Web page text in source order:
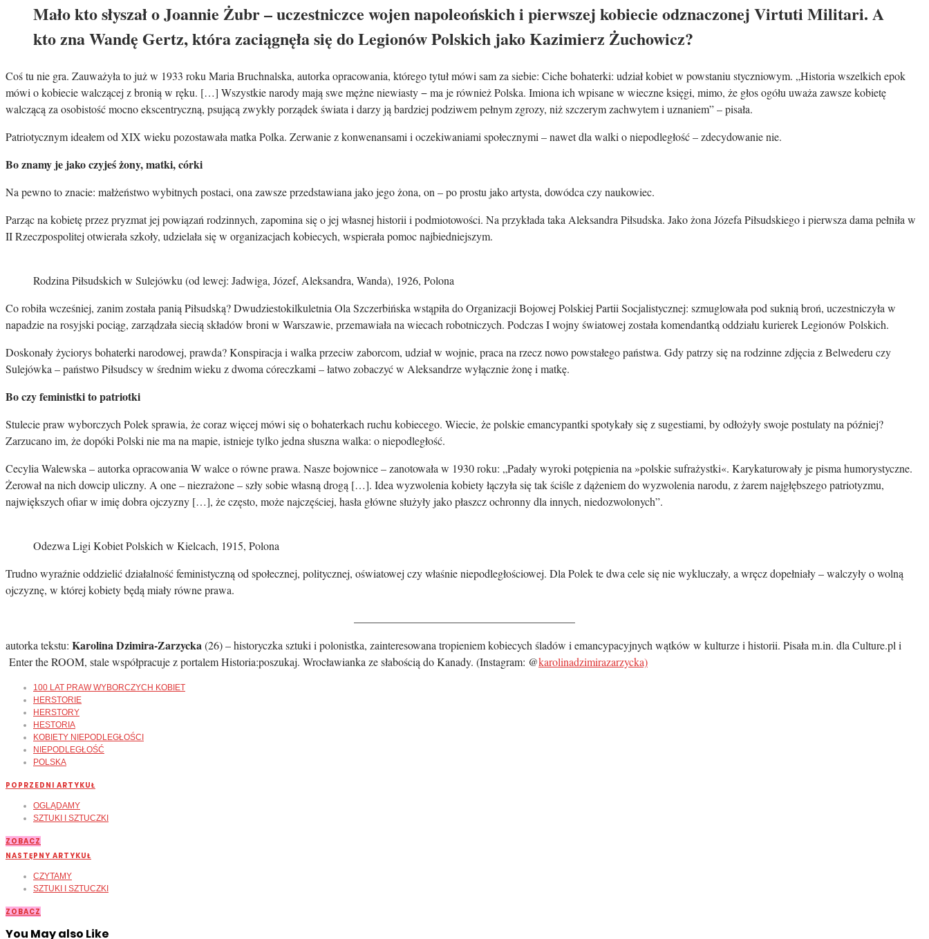
Mało kto słyszał o Joannie Żubr – uczestniczce wojen napoleońskich i pierwszej kobiecie odznaczonej Virtuti Militari. A
kto zna Wandę Gertz, która zaciągnęła się do Legionów Polskich jako Kazimierz Żuchowicz?
Coś tu nie gra. Zauważyła to już w 1933 roku Maria Bruchnalska, autorka opracowania, którego tytuł mówi sam za siebie: Ciche bohaterki: udział kobiet w powstaniu styczniowym. „Historia wszelkich epok
mówi o kobiecie walczącej z bronią w ręku. […] Wszystkie narody mają swe mężne niewiasty − ma je również Polska. Imiona ich wpisane w wieczne księgi, mimo, że głos ogółu uważa zawsze kobietę
walczącą za osobistość mocno ekscentryczną, psującą zwykły porządek świata i darzy ją bardziej podziwem pełnym zgrozy, niż szczerym zachwytem i uznaniem” – pisała.
Patriotycznym ideałem od XIX wieku pozostawała matka Polka. Zerwanie z konwenansami i oczekiwaniami społecznymi – nawet dla walki o niepodległość – zdecydowanie nie.
Bo znamy je jako czyjeś żony, matki, córki
Na pewno to znacie: małżeństwo wybitnych postaci, ona zawsze przedstawiana jako jego żona, on – po prostu jako artysta, dowódca czy naukowiec.
Parząc na kobietę przez pryzmat jej powiązań rodzinnych, zapomina się o jej własnej historii i podmiotowości. Na przykłada taka Aleksandra Piłsudska. Jako żona Józefa Piłsudskiego i pierwsza dama pełniła w
II Rzeczpospolitej otwierała szkoły, udzielała się w organizacjach kobiecych, wspierała pomoc najbiedniejszym.
Rodzina Piłsudskich w Sulejówku (od lewej: Jadwiga, Józef, Aleksandra, Wanda), 1926, Polona
Co robiła wcześniej, zanim została panią Piłsudską? Dwudziestokilkuletnia Ola Szczerbińska wstąpiła do Organizacji Bojowej Polskiej Partii Socjalistycznej: szmuglowała pod suknią broń, uczestniczyła w
napadzie na rosyjski pociąg, zarządzała siecią składów broni w Warszawie, przemawiała na wiecach robotniczych. Podczas I wojny światowej została komendantką oddziału kurierek Legionów Polskich.
Doskonały życiorys bohaterki narodowej, prawda? Konspiracja i walka przeciw zaborcom, udział w wojnie, praca na rzecz nowo powstałego państwa. Gdy patrzy się na rodzinne zdjęcia z Belwederu czy
Sulejówka – państwo Piłsudscy w średnim wieku z dwoma córeczkami – łatwo zobaczyć w Aleksandrze wyłącznie żonę i matkę.
Bo czy feministki to patriotki
Stulecie praw wyborczych Polek sprawia, że coraz więcej mówi się o bohaterkach ruchu kobiecego. Wiecie, że polskie emancypantki spotykały się z sugestiami, by odłożyły swoje postulaty na później?
Zarzucano im, że dopóki Polski nie ma na mapie, istnieje tylko jedna słuszna walka: o niepodległość.
Cecylia Walewska – autorka opracowania W walce o równe prawa. Nasze bojownice – zanotowała w 1930 roku: „Padały wyroki potępienia na »polskie sufrażystki«. Karykaturowały je pisma humorystyczne.
Żerował na nich dowcip uliczny. A one – niezrażone – szły sobie własną drogą […]. Idea wyzwolenia kobiety łączyła się tak ściśle z dążeniem do wyzwolenia narodu, z żarem najgłębszego patriotyzmu,
największych ofiar w imię dobra ojczyzny […], że często, może najczęściej, hasła główne służyły jako płaszcz ochronny dla innych, niedozwolonych”.
Odezwa Ligi Kobiet Polskich w Kielcach, 1915, Polona
Trudno wyraźnie oddzielić działalność feministyczną od społecznej, politycznej, oświatowej czy właśnie niepodległościowej. Dla Polek te dwa cele się nie wykluczały, a wręcz dopełniały – walczyły o wolną
ojczyznę, w której kobiety będą miały równe prawa.
autorka tekstu: Karolina Dzimira-Zarzycka (26) – historyczka sztuki i polonistka, zainteresowana tropieniem kobiecych śladów i emancypacyjnych wątków w kulturze i historii. Pisała m.in. dla Culture.pl i
Enter the ROOM, stale współpracuje z portalem Historia:poszukaj. Wrocławianka ze słabością do Kanady. (Instagram: @karolinadzimirazarzycka)
100 LAT PRAW WYBORCZYCH KOBIET
HERSTORIE
HERSTORY
HESTORIA
KOBIETY NIEPODLEGŁOŚCI
NIEPODLEGŁOŚĆ
POLSKA
POPRZEDNI ARTYKUŁ
OGLĄDAMY
SZTUKI I SZTUCZKI
ZOBACZ
NASTĘPNY ARTYKUŁ
CZYTAMY
SZTUKI I SZTUCZKI
ZOBACZ
You May also Like